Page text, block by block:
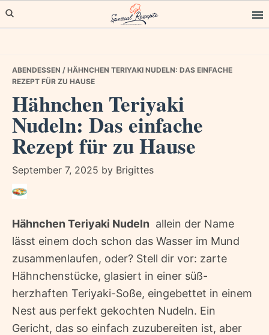
Skip
to
Skip
to
Skip
to
ABENDESSEN / HÄHNCHEN TERIYAKI NUDELN: DAS EINFACHE
REZEPT FÜR ZU HAUSE
Hähnchen Teriyaki
Nudeln: Das einfache
Rezept für zu Hause
September 7, 2025 by Brigittes
Hähnchen Teriyaki Nudeln  allein der Name
lässt einem doch schon das Wasser im Mund
zusammenlaufen, oder? Stell dir vor: zarte
Hähnchenstücke, glasiert in einer süß-
herzhaften Teriyaki-Soße, eingebettet in einem
Nest aus perfekt gekochten Nudeln. Ein
Gericht, das so einfach zuzubereiten ist, aber